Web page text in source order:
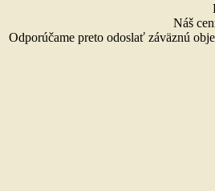
Náš
Odporúčame preto odoslať záväznú